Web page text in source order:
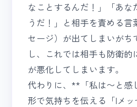
なことするんだ！」「あな
うだ！」と相手を責める言
セージ）が出てしまいがち
し、これでは相手も防衛的
が悪化してしまいます。
代わりに、**「私は〜と感
形で気持ちを伝える「Iメ